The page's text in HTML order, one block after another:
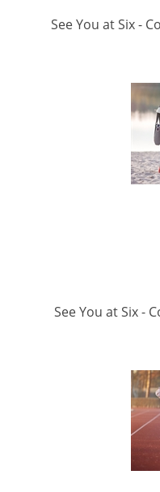
See You at Six -
See You at Six -